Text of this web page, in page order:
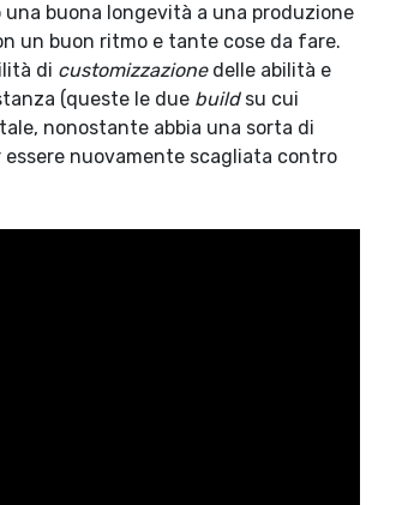
buona longevità a una produzione
un buon ritmo e tante cose da fare.
di customizzazionedelle abilità e
(queste le due build su cui
nonostante abbia una sorta di
nuovamente scagliata contro